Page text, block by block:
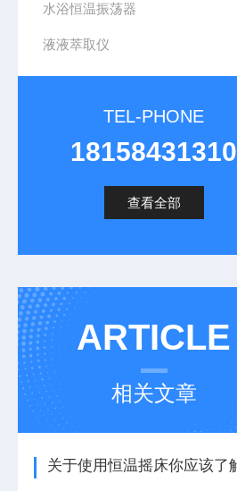
水浴恒温振荡器
液液萃取仪
TEL-PHONE
18158431310
查看全部
ARTICLE
相关文章